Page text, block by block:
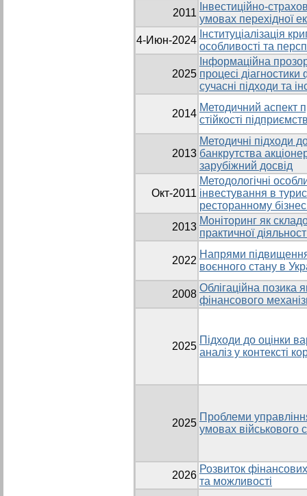
2011
Інвестиційно-
умовах перехідної
4-Июн-2024
Інституціалізація
особливості та
2025
Інформаційна
процесі
сучасні підходи та
2014
Методичний аспект
стійкості
2013
Методичні підходи
банкрутства
зарубіжний досвід
Окт-2011
Методологічні
інвестування в
ресторанному
2013
Моніторинг як
практичної
2022
Напрями
воєнного стану в
2008
Облігаційна позика
фінансового
2025
Підходи до оцінки
аналіз у контексті
2025
Проблеми
умовах військового
2026
Розвиток
та можливості